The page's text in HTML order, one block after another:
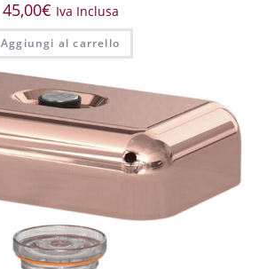
45,00€ Iva Inclusa
Aggiungi al carrello